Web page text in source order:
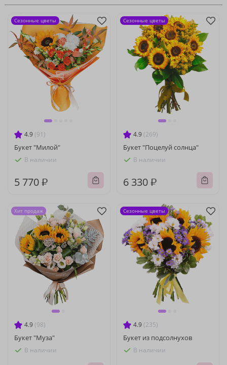
4.9 (91)
Букет "Милой"
В наличии
5 770 ₽
Сезонные цветы
4.9 (269)
Букет "Поцелуй солнца"
В наличии
6 330 ₽
Сезонные цветы
4.9 (98)
Букет "Муза"
В наличии
Хит продаж
4.9 (235)
Букет из подсолнухов
В наличии
Сезонные цветы